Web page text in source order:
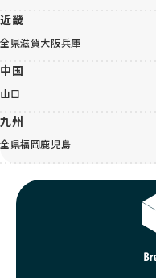
近畿
全県滋賀大阪兵庫
中国
山口
九州
全県福岡鹿児島